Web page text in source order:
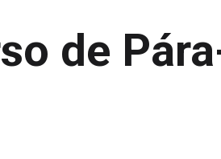
de